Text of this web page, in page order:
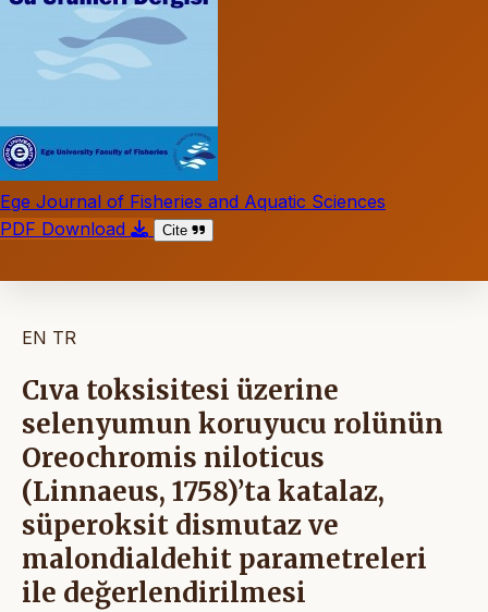
Ege Journal of Fisheries and Aquatic Sciences
PDF Download
Cite
EN TR
Cıva toksisitesi üzerine
selenyumun koruyucu rolünün
Oreochromis niloticus
(Linnaeus, 1758)’ta katalaz,
süperoksit dismutaz ve
malondialdehit parametreleri
ile değerlendirilmesi